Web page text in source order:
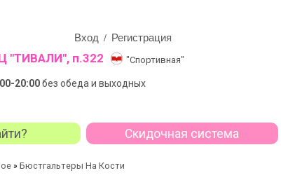
Вход / Регистрация
"ТИВАЛИ", п.322 "Спортивная"
20:00без обеда и выходных
Скидочная система
» Бюстгальтеры На Кости